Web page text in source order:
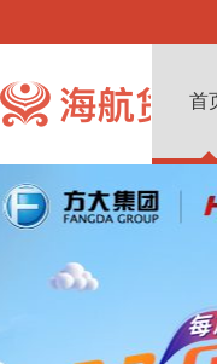
首